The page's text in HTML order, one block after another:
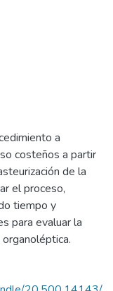
a
costeños a partir
de la
el proceso,
tiempo y
para evaluar la